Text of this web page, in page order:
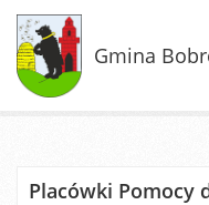
Gmina
Placówki Pomocy